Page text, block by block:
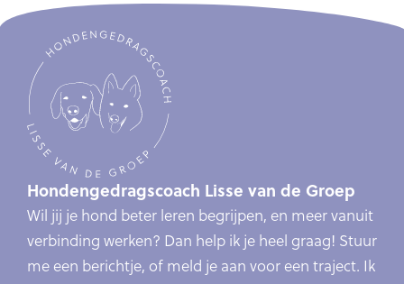
Hondengedragscoach Lisse van de Groep
Wil jij je hond beter leren begrijpen, en meer vanuit
verbinding werken? Dan help ik je heel graag! Stuur
me een berichtje, of meld je aan voor een traject. Ik